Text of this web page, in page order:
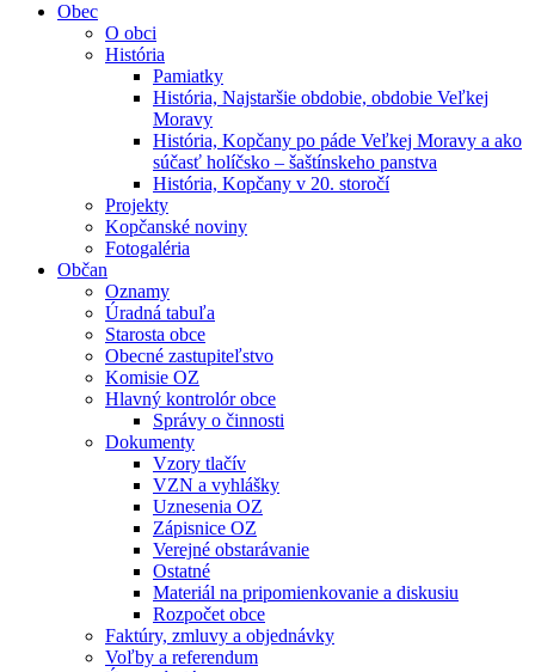
Obec
O obci
História
Pamiatky
História, Najstaršie obdobie, obdobie Veľkej
Moravy
História, Kopčany po páde Veľkej Moravy a ako
súčasť holíčsko – šaštínskeho panstva
História, Kopčany v 20. storočí
Projekty
Kopčanské noviny
Fotogaléria
Občan
Oznamy
Úradná tabuľa
Starosta obce
Obecné zastupiteľstvo
Komisie OZ
Hlavný kontrolór obce
Správy o činnosti
Dokumenty
Vzory tlačív
VZN a vyhlášky
Uznesenia OZ
Zápisnice OZ
Verejné obstarávanie
Ostatné
Materiál na pripomienkovanie a diskusiu
Rozpočet obce
Faktúry, zmluvy a objednávky
Voľby a referendum